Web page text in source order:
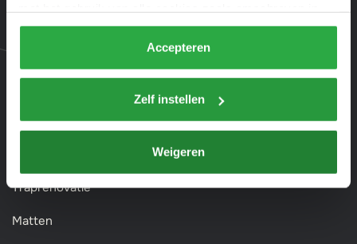
onzeprivacyverklaring.
Accepteren
Zelf instellen
Weigeren
Vloertoebehoren
Traprenovatie
Matten